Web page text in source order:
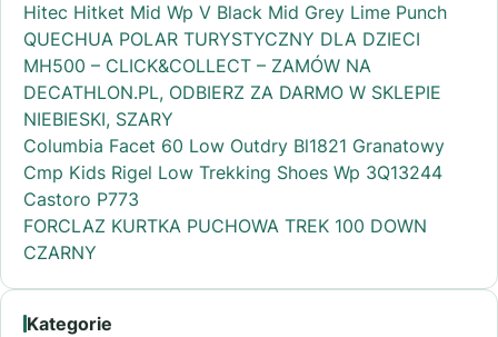
Hitec Hitket Mid Wp V Black Mid Grey Lime Punch
QUECHUA POLAR TURYSTYCZNY DLA DZIECI
MH500 – CLICK&COLLECT – ZAMÓW NA
DECATHLON.PL, ODBIERZ ZA DARMO W SKLEPIE
NIEBIESKI, SZARY
Columbia Facet 60 Low Outdry Bl1821 Granatowy
Cmp Kids Rigel Low Trekking Shoes Wp 3Q13244
Castoro P773
FORCLAZ KURTKA PUCHOWA TREK 100 DOWN
CZARNY
Kategorie